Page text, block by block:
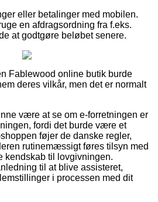
eller betalinger med mobilen.
en afdragsordning fra f.eks.
at godtgøre beløbet senere.
Fablewood online butik burde
deres vilkår, men det er normalt
være at se om e-forretningen er
fordi det burde være et
føjer de danske regler,
rutinemæssigt føres tilsyn med
kendskab til lovgivningen.
til at blive assisteret,
i processen med dit